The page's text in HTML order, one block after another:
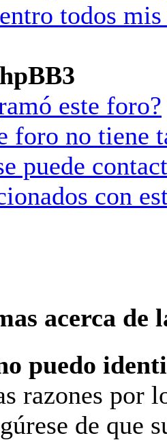
todos
este foro?
foro no tiene
puede
con
acerca
puedo
razones por
de que